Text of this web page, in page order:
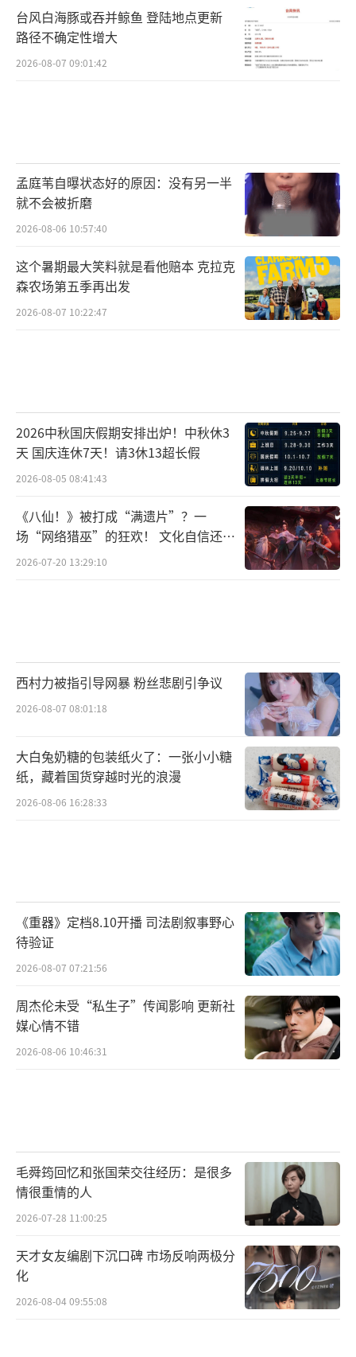
台风白海豚或吞并鲸鱼 登陆地点更新
路径不确定性增大
2026-08-07 09:01:42
孟庭苇自曝状态好的原因：没有另一半
就不会被折磨
2026-08-06 10:57:40
这个暑期最大笑料就是看他赔本 克拉克
森农场第五季再出发
2026-08-07 10:22:47
2026中秋国庆假期安排出炉！中秋休3
天 国庆连休7天！请3休13超长假
2026-08-05 08:41:43
《八仙！》被打成“满遗片”？一
场“网络猎巫”的狂欢！ 文化自信还是
焦虑？
2026-07-20 13:29:10
西村力被指引导网暴 粉丝悲剧引争议
2026-08-07 08:01:18
大白兔奶糖的包装纸火了：一张小小糖
纸，藏着国货穿越时光的浪漫
2026-08-06 16:28:33
《重器》定档8.10开播 司法剧叙事野心
待验证
2026-08-07 07:21:56
周杰伦未受“私生子”传闻影响 更新社
媒心情不错
2026-08-06 10:46:31
毛舜筠回忆和张国荣交往经历：是很多
情很重情的人
2026-07-28 11:00:25
天才女友编剧下沉口碑 市场反响两极分
化
2026-08-04 09:55:08